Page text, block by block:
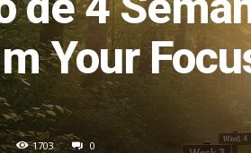
Your
1703 0